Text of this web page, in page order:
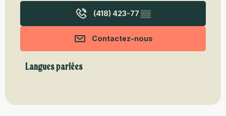
(418) 423-77 ▒▒
Contactez-nous
Langues parlées
Langues parlées